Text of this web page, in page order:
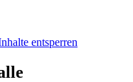
entsperren